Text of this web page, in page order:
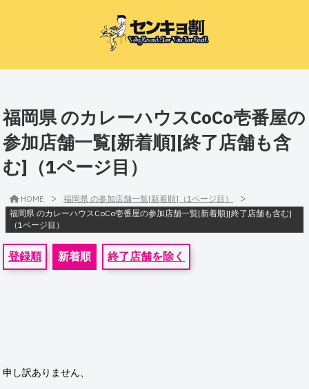
福岡県 のカレーハウスCoCo壱番屋の
参加店舗一覧[新着順][終了店舗も含
む]（1ページ目）
HOME > 福岡県 の参加店舗一覧[新着順]（1ページ目） >
福岡県 のカレーハウスCoCo壱番屋の参加店舗一覧[新着順][終了店舗も含む]
（1ページ目）
登録順 新着順 終了店舗を除く
申し訳ありません、